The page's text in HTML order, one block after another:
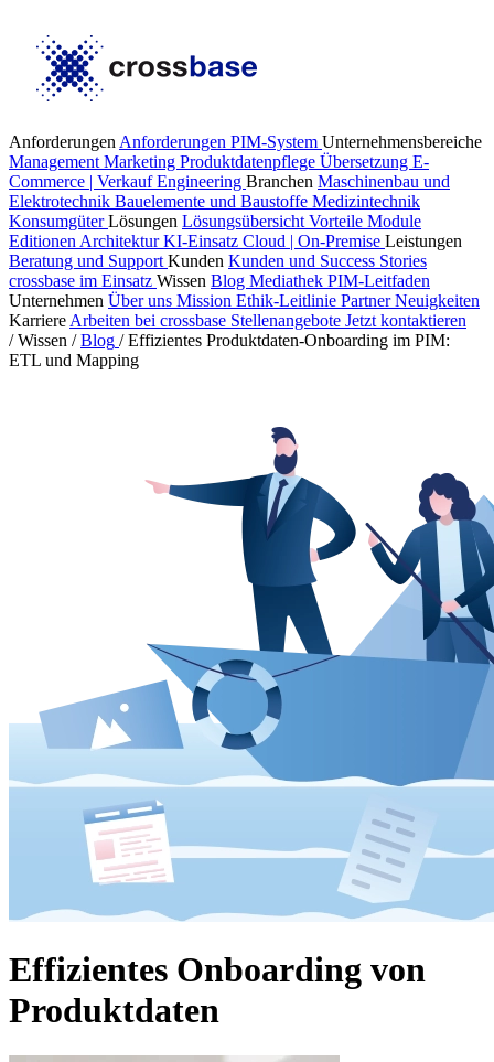
Anforderungen Anforderungen PIM-System Unternehmensbereiche
Management Marketing Produktdatenpflege Übersetzung E-
Commerce | VerkaufEngineering Branchen Maschinenbau und
Elektrotechnik Bauelemente und Baustoffe Medizintechnik
KonsumgüterLösungen Lösungsübersicht Vorteile Module
Editionen ArchitekturKI-Einsatz Cloud | On-Premise Leistungen
Beratung und Support Kunden Kunden und Success Stories
crossbase im Einsatz Wissen Blog Mediathek PIM-Leitfaden
Unternehmen Über uns Mission Ethik-Leitlinie PartnerNeuigkeiten
Karriere Arbeiten bei crossbase Stellenangebote Jetzt kontaktieren
/ Wissen / Blog / Effizientes Produktdaten-Onboarding im PIM:
ETL und Mapping
Effizientes Onboarding von
Produktdaten